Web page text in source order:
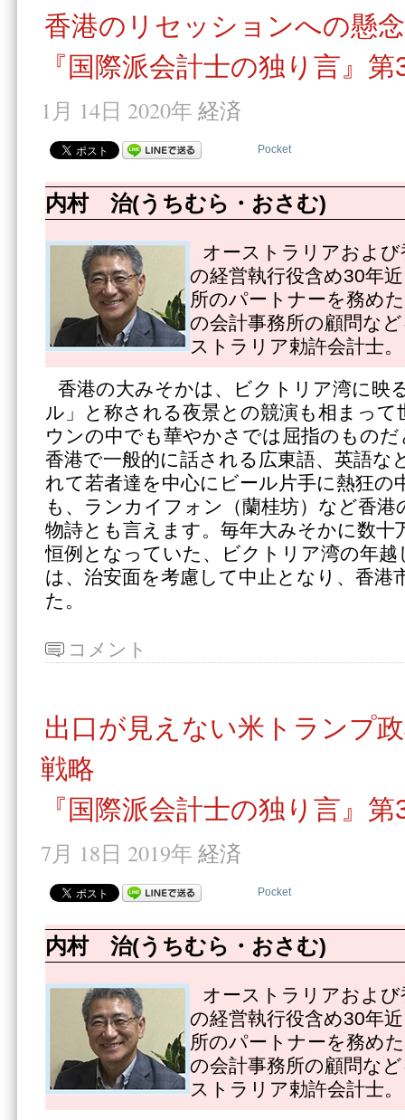
香港のリセッションへの懸念
『国際派会計士の独り言』第
1月 14日 2020年 経済
Pocket
内村 治(うちむら・おさむ)
オーストラリアおよ
の経営執行役含め30年
所のパートナーを務め
の会計事務所の顧問な
ストラリア勅許会計士。
香港の大みそかは、ビクトリア湾に映
ル」と称される夜景との競演も相まっ
ウンの中でも華やかさでは屈指のもの
香港で一般的に話される広東語、英語な
れて若者達を中心にビール片手に熱狂の
も、ランカイフォン（蘭桂坊）など香港
物詩とも言えます。毎年大みそかに数十
恒例となっていた、ビクトリア湾の年越
は、治安面を考慮して中止となり、香港
た。
コメント
出口が見えない米トランプ
戦略
『国際派会計士の独り言』第
7月 18日 2019年 経済
Pocket
内村 治(うちむら・おさむ)
オーストラリアおよ
の経営執行役含め30年
所のパートナーを務め
の会計事務所の顧問な
ストラリア勅許会計士。